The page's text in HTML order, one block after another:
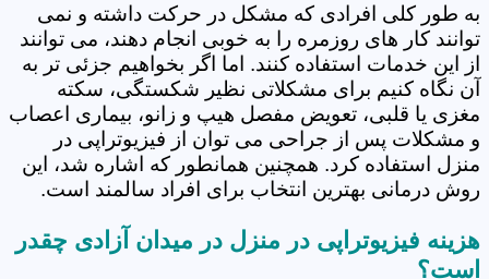
به طور کلی افرادی که مشکل در حرکت داشته و نمی
توانند کار های روزمره را به خوبی انجام دهند، می توانند
از این خدمات استفاده کنند. اما اگر بخواهیم جزئی تر به
آن نگاه کنیم برای مشکلاتی نظیر شکستگی، سکته
مغزی یا قلبی، تعویض مفصل هیپ و زانو، بیماری اعصاب
و مشکلات پس از جراحی می توان از فیزیوتراپی در
منزل استفاده کرد. همچنین همانطور که اشاره شد، این
روش درمانی بهترین انتخاب برای افراد سالمند است.
هزینه فیزیوتراپی در منزل در میدان آزادی چقدر
است؟